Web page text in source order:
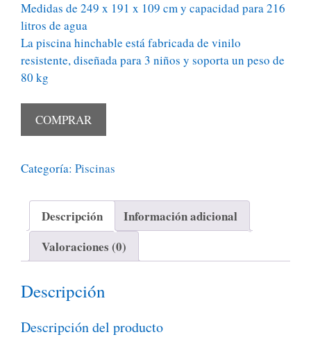
Medidas de 249 x 191 x 109 cm y capacidad para 216
litros de agua
La piscina hinchable está fabricada de vinilo
resistente, diseñada para 3 niños y soporta un peso de
80 kg
COMPRAR
Categoría: Piscinas
Descripción
Información adicional
Valoraciones (0)
Descripción
Descripción del producto